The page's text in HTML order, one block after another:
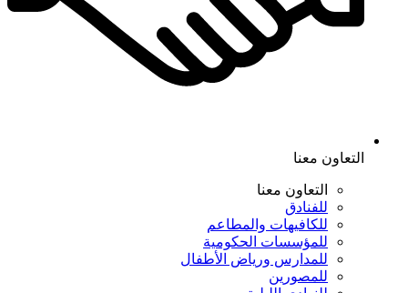
التعاون معنا
التعاون معنا
للفنادق
للكافيهات والمطاعم
للمؤسسات الحكومية
للمدارس ورياض الأطفال
للمصورين